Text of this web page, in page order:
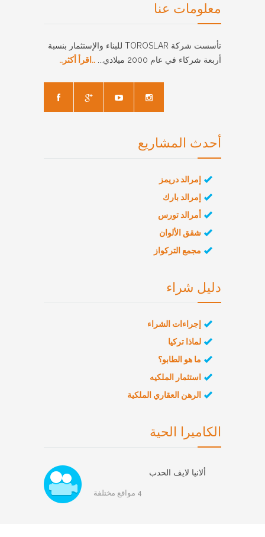
معلومات عنا
تأسست شركة TOROSLAR للبناء والإستثمار بنسبة
أربعة شركاء في عام 2000 ميلادي...
..اقرأ أكثر..
أحدث المشاريع
إمرالد دريمز
إمرالد بارك
أمرالد تورس
شقق الألوان
مجمع التركواز
دليل شراء
إجراءات الشراء
لماذا تركيا
ما هو الطابو؟
استثمار الملكيه
الرهن العقاري الملكية
الكاميرا الحية
ألانيا لايف الحدب
4 مواقع مختلفة